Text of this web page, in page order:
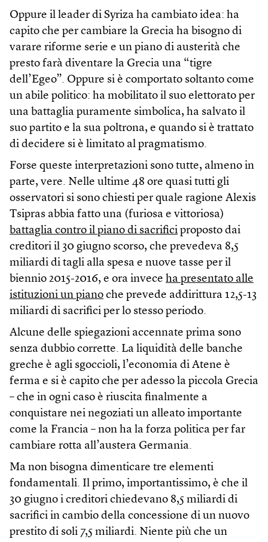
Oppure il leader di Syriza ha cambiato idea: ha
capito che per cambiare la Grecia ha bisogno di
varare riforme serie e un piano di austerità che
presto farà diventare la Grecia una “tigre
dell’Egeo”. Oppure si è comportato soltanto come
un abile politico: ha mobilitato il suo elettorato per
una battaglia puramente simbolica, ha salvato il
suo partito e la sua poltrona, e quando si è trattato
di decidere si è limitato al pragmatismo.
Forse queste interpretazioni sono tutte, almeno in
parte, vere. Nelle ultime 48 ore quasi tutti gli
osservatori si sono chiesti per quale ragione Alexis
Tsipras abbia fatto una (furiosa e vittoriosa)
battaglia contro il piano di sacrifici proposto dai
creditori il 30 giugno scorso, che prevedeva 8,5
miliardi di tagli alla spesa e nuove tasse per il
biennio 2015-2016, e ora invece ha presentato alle
istituzioni un piano che prevede addirittura 12,5-13
miliardi di sacrifici per lo stesso periodo.
Alcune delle spiegazioni accennate prima sono
senza dubbio corrette. La liquidità delle banche
greche è agli sgoccioli, l’economia di Atene è
ferma e si è capito che per adesso la piccola Grecia
– che in ogni caso è riuscita finalmente a
conquistare nei negoziati un alleato importante
come la Francia – non ha la forza politica per far
cambiare rotta all’austera Germania.
Ma non bisogna dimenticare tre elementi
fondamentali. Il primo, importantissimo, è che il
30 giugno i creditori chiedevano 8,5 miliardi di
sacrifici in cambio della concessione di un nuovo
prestito di soli 7,5 miliardi. Niente più che un